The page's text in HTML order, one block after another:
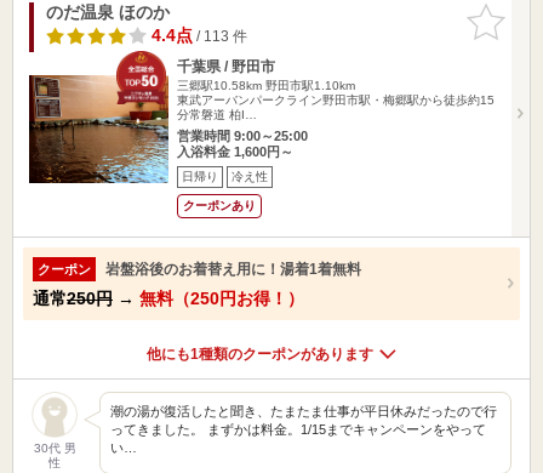
お気に入
りに追加
のだ温泉 ほのか
4.4点/ 113 件
千葉県 / 野田市
三郷駅10.58km 野田市駅1.10km
東武アーバンパークライン野田市駅・梅郷駅から徒歩約15
分常磐道 柏I…
営業時間 9:00～25:00
入浴料金 1,600円～
日帰り 冷え性
クーポンあり
クーポン 岩盤浴後のお着替え用に！湯着1着無料
通常250円 → 無料（250円お得！）
他にも1種類のクーポンがあります
30代 男
性
潮の湯が復活したと聞き、たまたま仕事が平日休みだったので行
ってきました。 まずかは料金。1/15までキャンペーンをやって
い…